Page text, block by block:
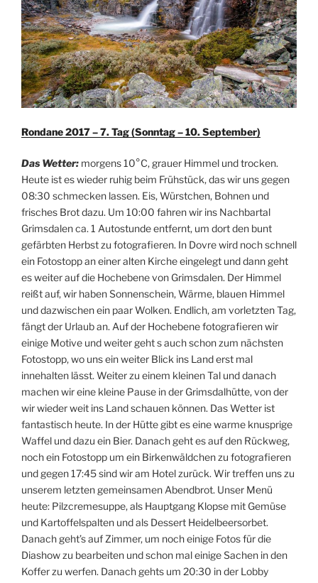
Rondane 2017 – 7. Tag (Sonntag – 10. September)
Das Wetter: morgens 10°C, grauer Himmel und trocken.
Heute ist es wieder ruhig beim Frühstück, das wir uns gegen
08:30 schmecken lassen. Eis, Würstchen, Bohnen und
frisches Brot dazu. Um 10:00 fahren wir ins Nachbartal
Grimsdalen ca. 1 Autostunde entfernt, um dort den bunt
gefärbten Herbst zu fotografieren. In Dovre wird noch schnell
ein Fotostopp an einer alten Kirche eingelegt und dann geht
es weiter auf die Hochebene von Grimsdalen. Der Himmel
reißt auf, wir haben Sonnenschein, Wärme, blauen Himmel
und dazwischen ein paar Wolken. Endlich, am vorletzten Tag,
fängt der Urlaub an. Auf der Hochebene fotografieren wir
einige Motive und weiter geht s auch schon zum nächsten
Fotostopp, wo uns ein weiter Blick ins Land erst mal
innehalten lässt. Weiter zu einem kleinen Tal und danach
machen wir eine kleine Pause in der Grimsdalhütte, von der
wir wieder weit ins Land schauen können. Das Wetter ist
fantastisch heute. In der Hütte gibt es eine warme knusprige
Waffel und dazu ein Bier. Danach geht es auf den Rückweg,
noch ein Fotostopp um ein Birkenwäldchen zu fotografieren
und gegen 17:45 sind wir am Hotel zurück. Wir treffen uns zu
unserem letzten gemeinsamen Abendbrot. Unser Menü
heute: Pilzcremesuppe, als Hauptgang Klopse mit Gemüse
und Kartoffelspalten und als Dessert Heidelbeersorbet.
Danach geht’s auf Zimmer, um noch einige Fotos für die
Diashow zu bearbeiten und schon mal einige Sachen in den
Koffer zu werfen. Danach gehts um 20:30 in der Lobby